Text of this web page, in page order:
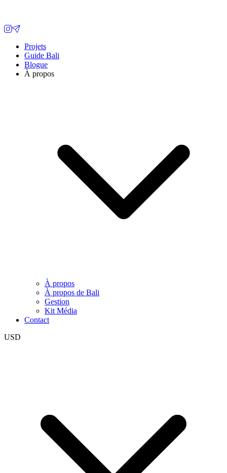
Projets
Guide Bali
Blogue
À propos
À propos
À propos de Bali
Gestion
Kit Média
Contact
USD